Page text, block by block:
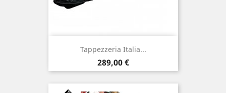
Tappezzeria Italia...
Preis
289,00 €